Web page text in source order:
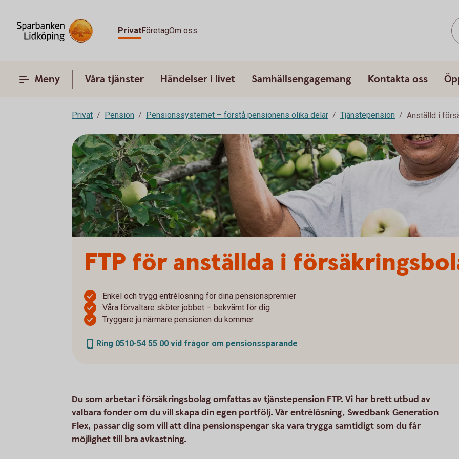
PrivatFöretagOm oss
Meny Våra tjänster Händelser i livet Samhällsengagemang Kontakta oss
Privat Pension Pensionssystemet – förstå pensionens olika delar Tjänstepension Anställd i
FTP för anställda i
Enkel och trygg entrélösning för dina pensionspremier
Våra förvaltare sköter jobbet – bekvämt för dig
Tryggare ju närmare pensionen du kommer
Ring 0510-54 55 00 vid frågor om pensionssparande
Du som arbetar i försäkringsbolag omfattas av tjänstepension FTP. Vi har brett utbud av
valbara fonder om du vill skapa din egen portfölj. Vår entrélösning, Swedbank Generation
Flex, passar dig som vill att dina pensionspengar ska vara trygga samtidigt som du får
möjlighet till bra avkastning.